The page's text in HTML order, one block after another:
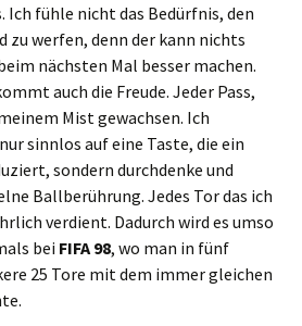
Ich fühle nicht das Bedürfnis, den
zu werfen, denn der kann nichts
nächsten Mal besser machen.
auch die Freude. Jeder Pass,
Mist gewachsen. Ich
sinnlos auf eine Taste, die ein
sondern durchdenke und
Ballberührung. Jedes Tor das ich
verdient. Dadurch wird es umso
bei FIFA 98, wo man in fünf
25 Tore mit dem immer gleichen